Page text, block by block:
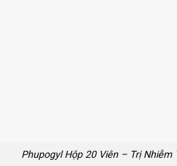
Phupogyl Hộp 20 Viên – Trị Nhiễm